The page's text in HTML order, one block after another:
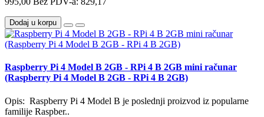
Dodaj u korpu
Raspberry Pi 4 Model B 2GB - RPi 4 B 2GB mini računar
(Raspberry Pi 4 Model B 2GB - RPi 4 B 2GB)
Opis: Raspberry Pi 4 Model B je poslednji proizvod iz popularne
familije Raspber..